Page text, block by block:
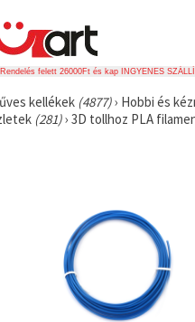
felett 26000Ft és kap INGYENES
kellékek (4877)› Hobbi és
(281)› 3D tollhoz PLA